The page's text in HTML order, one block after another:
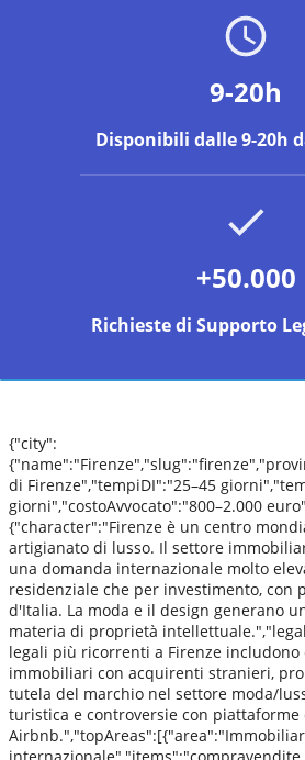
9-20h
Disponibili dalle 9-20h
+50.000
Richieste di Supporto
{"city":
di Firenze","tempiDI":"25–45
giorni","costoAvvocato":"800–2.000
{"character":"Firenze è un centro
artigianato di lusso. Il settore
una domanda internazionale molto
residenziale che per investimento, con
d'Italia. La moda e il design generano
materia di proprietà
legali più ricorrenti a Firenze
immobiliari con acquirenti stranieri,
tutela del marchio nel settore moda/
turistica e controversie con piattaforme